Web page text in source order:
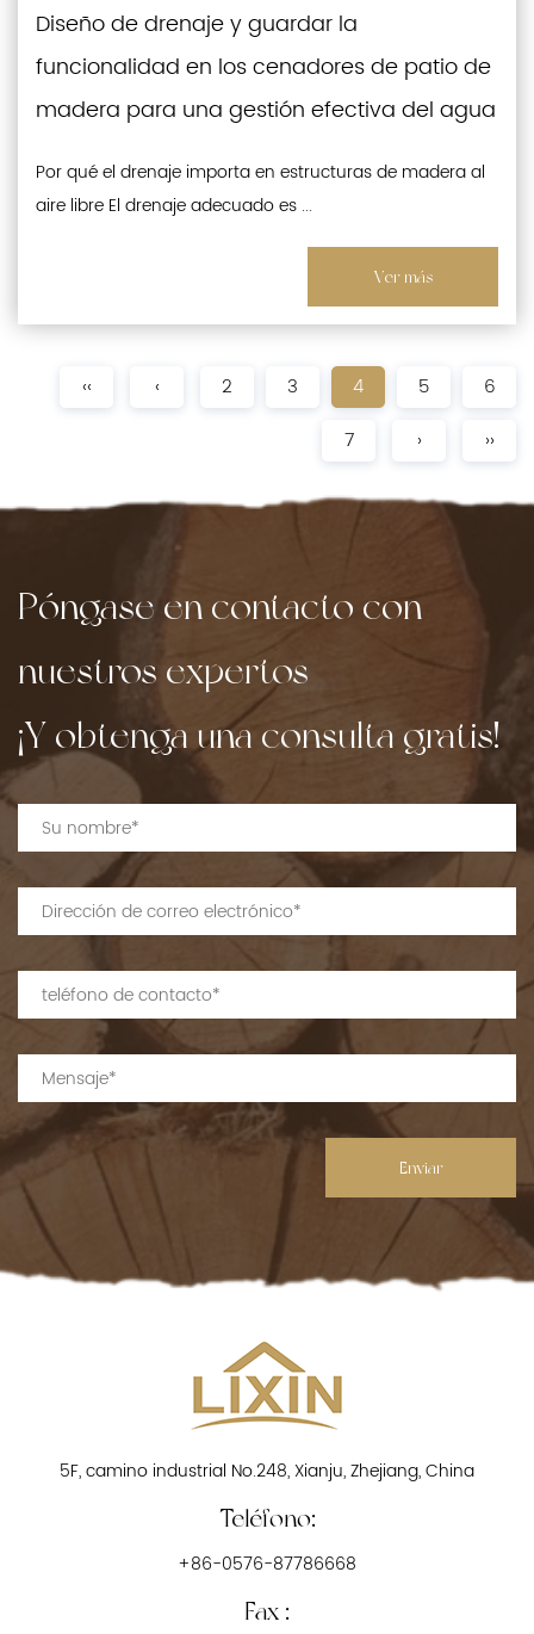
Diseño de drenaje y guardar la
funcionalidad en los cenadores de patio de
madera para una gestión efectiva del agua
Por qué el drenaje importa en estructuras de madera al
aire libre El drenaje adecuado es ...
Ver más
‹‹ ‹ 2 3 4 5
6
7
› ››
Póngase en contacto con
nuestros expertos
¡Y obtenga una consulta gratis!
Enviar
5F, camino industrial No.248, Xianju, Zhejiang, China
Teléfono:
+86-0576-87786668
Fax :